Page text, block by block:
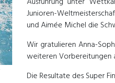
Junioren-
und Aimée Michel die
Wir gratulieren Anna-
weiteren Vorbereitungen
Die Resultate des Super